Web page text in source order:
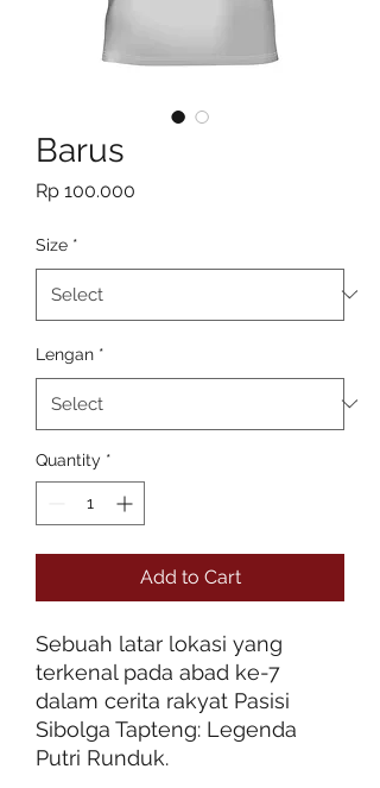
Barus
Rp 100.000
Size *
Lengan *
Quantity *
Add to Cart
Sebuah latar lokasi yang
terkenal pada abad ke-7
dalam cerita rakyat Pasisi
Sibolga Tapteng: Legenda
Putri Runduk.